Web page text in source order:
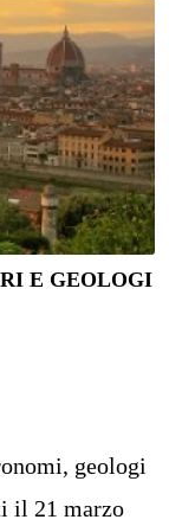
E GEOLOGI
geologi
il 21 marzo